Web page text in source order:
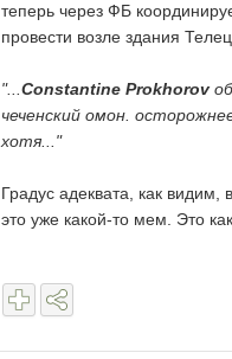
теперь через ФБ
провести возле здания
"... Constantine Prokhorov
чеченский омон.
хотя..."
Градус адеквата, как
это уже какой-то мем. Это